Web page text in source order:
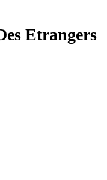
Etrangers